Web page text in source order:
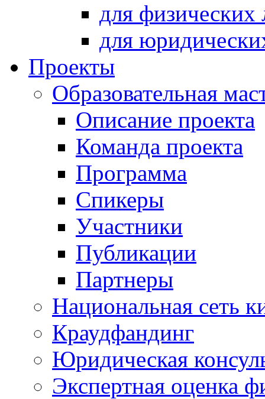
для физических
для
Проекты
Образовательная
Описание проекта
Команда проекта
Программа
Спикеры
Участники
Публикации
Партнеры
Национальная сеть
Краудфандинг
Юридическая
Экспертная оценка